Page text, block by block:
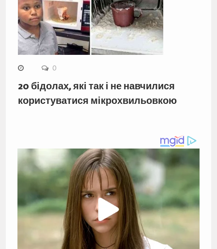
0
20 бідолах, які так і не навчилися
користуватися мікрохвильовкою